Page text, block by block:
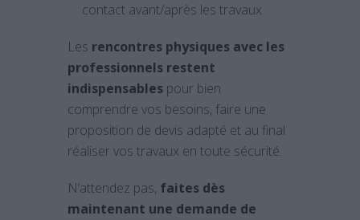
contact avant/après les travaux
Les rencontres physiques avec les
professionnels restent
indispensables pour bien
comprendre vos besoins, faire une
proposition de devis adapté et au final
réaliser vos travaux en toute sécurité.
N’attendez pas, faites dès
maintenant une demande de